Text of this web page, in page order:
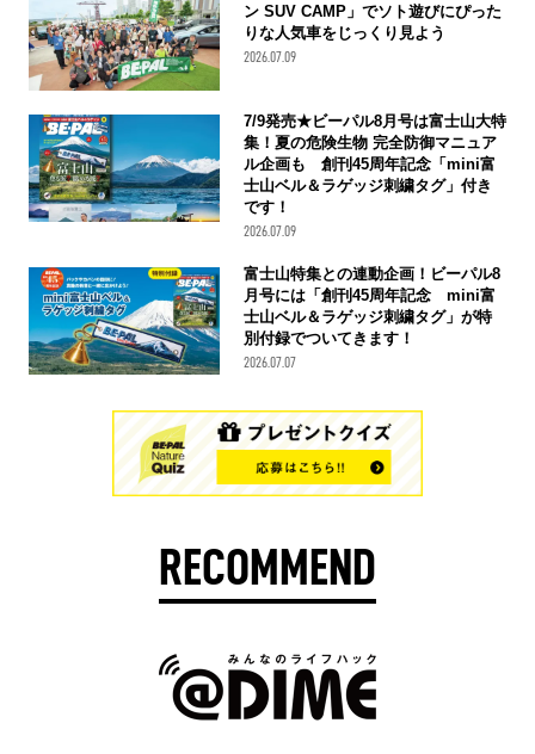
ン SUV CAMP」でソト遊びにぴった
りな人気車をじっくり見よう
2026.07.09
7/9発売★ビーパル8月号は富士山大特
集！夏の危険生物 完全防御マニュア
ル企画も 創刊45周年記念「mini富
士山ベル＆ラゲッジ刺繍タグ」付き
です！
2026.07.09
富士山特集との連動企画！ビーパル8
月号には「創刊45周年記念 mini富
士山ベル＆ラゲッジ刺繍タグ」が特
別付録でついてきます！
2026.07.07
RECOMMEND